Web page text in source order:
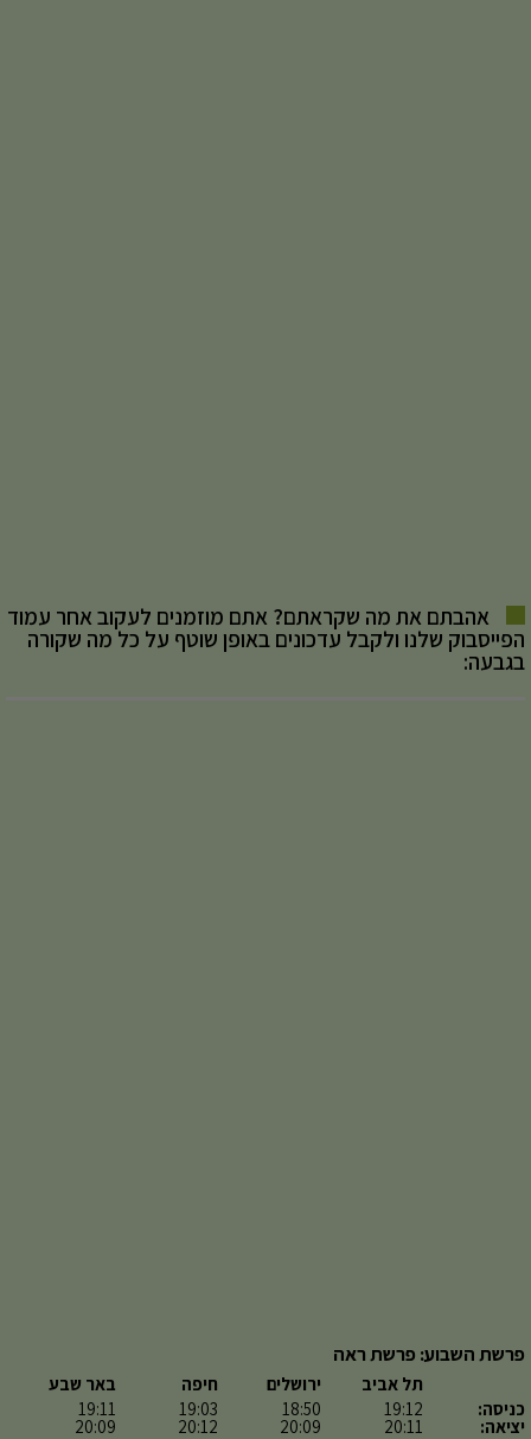
אהבתם את מה שקראתם? אתם מוזמנים לעקוב אחר עמוד
הפייסבוק שלנו ולקבל עדכונים באופן שוטף על כל מה שקורה
בגבעה:
פרשת השבוע: פרשת ראה
כניסה:
יציאה:
תל אביב
19:12
20:11
ירושלים
18:50
20:09
חיפה
19:03
20:12
באר שבע
19:11
20:09